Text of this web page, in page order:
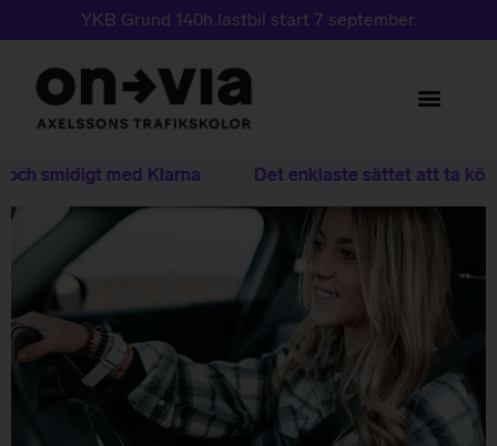
YKB Grund 140h lastbil start 7 september.
smidigt med Klarna Det enklaste sättet att ta